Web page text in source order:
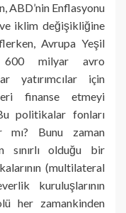
ABD’nin Enflasyonu
iklim değişikliğine
Avrupa Yeşil
600 milyar avro
yatırımcılar için
finanse etmeyi
politikalar fonları
mı? Bunu zaman
sınırlı olduğu bir
(multilateral
kuruluşlarının
her zamankinden